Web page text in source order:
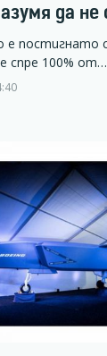
да
е постигнато
спре 100% от…